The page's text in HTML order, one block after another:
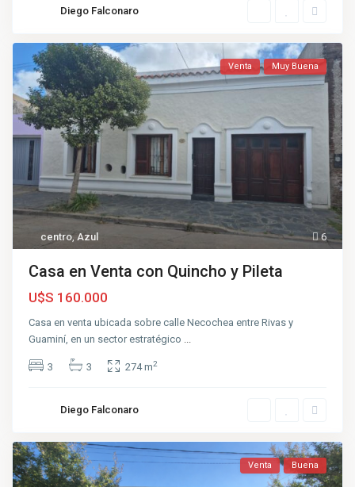
Diego Falconaro
6
centro,Azul
Venta Muy Buena
Casa en Venta con Quincho y Pileta
U$S 160.000
Casa en venta ubicada sobre calle Necochea entre Rivas y
Guaminí, en un sector estratégico ...
3 3 274 m2
Diego Falconaro
Venta Buena